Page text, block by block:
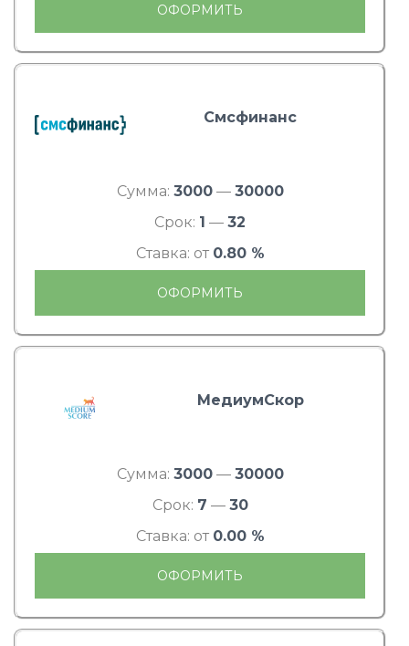
ОФОРМИТЬ
Смсфинанс
Сумма: 3000— 30000
Срок: 1 — 32
Ставка: от 0.80 %
ОФОРМИТЬ
МедиумСкор
Сумма: 3000— 30000
Срок: 7 — 30
Ставка: от 0.00 %
ОФОРМИТЬ